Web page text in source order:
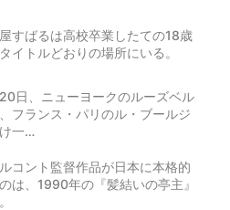
すばるは高校卒業したての18歳
イトルどおりの場所にいる。
日、ニューヨークのルーズベル
フランス・パリのル・ブールジ
一…
コント監督作品が日本に本格的
は、1990年の『髪結いの亭主』